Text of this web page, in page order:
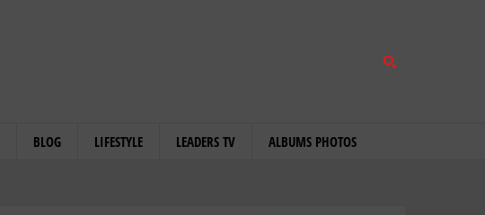
BLOG LIFESTYLE LEADERS TV ALBUMS PHOTOS